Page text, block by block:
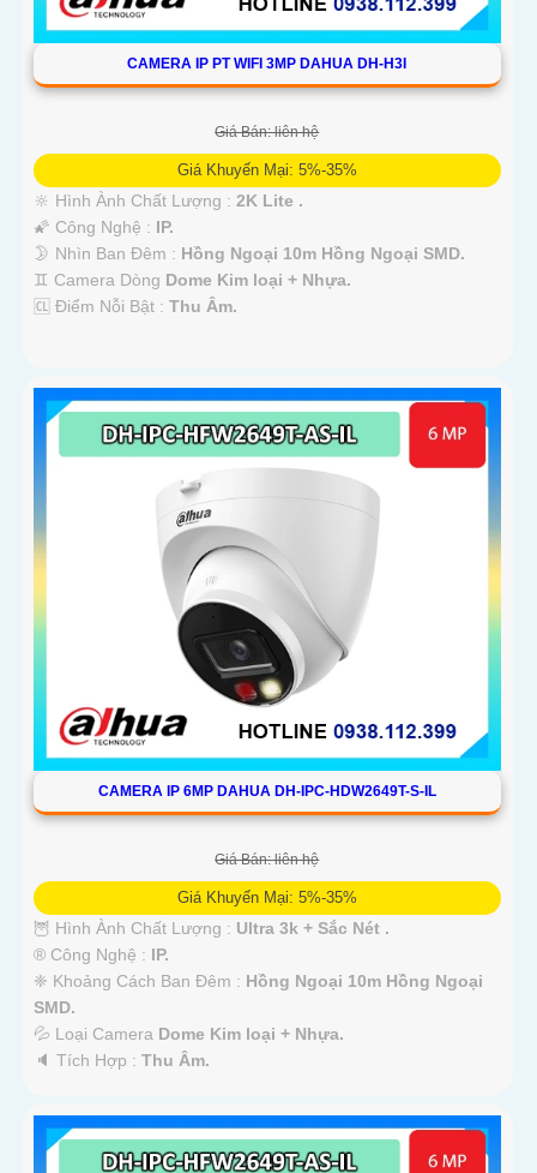
CAMERA IP PT WIFI 3MP DAHUA DH-H3I
Giá Bán: liên hệ
Giá Khuyến Mại: 5%-35%
🔆 Hình Ành Chất Lượng : 2K Lite .
🌠 Công Nghệ : IP.
🌛 Nhìn Ban Đêm : Hồng Ngoại 10m Hồng Ngoại SMD.
♊ Camera Dòng Dome Kim loại + Nhựa.
️🆑 Điểm Nỗi Bật : Thu Âm.
CAMERA IP 6MP DAHUA DH-IPC-HDW2649T-S-IL
Giá Bán: liên hệ
Giá Khuyến Mại: 5%-35%
🦉 Hình Ành Chất Lượng : Ultra 3k + Sắc Nét .
®️ Công Nghệ : IP.
❈ Khoảng Cách Ban Đêm : Hồng Ngoại 10m Hồng Ngoại
SMD.
💦 Loại Camera Dome Kim loại + Nhựa.
️🔈 Tích Hợp : Thu Âm.